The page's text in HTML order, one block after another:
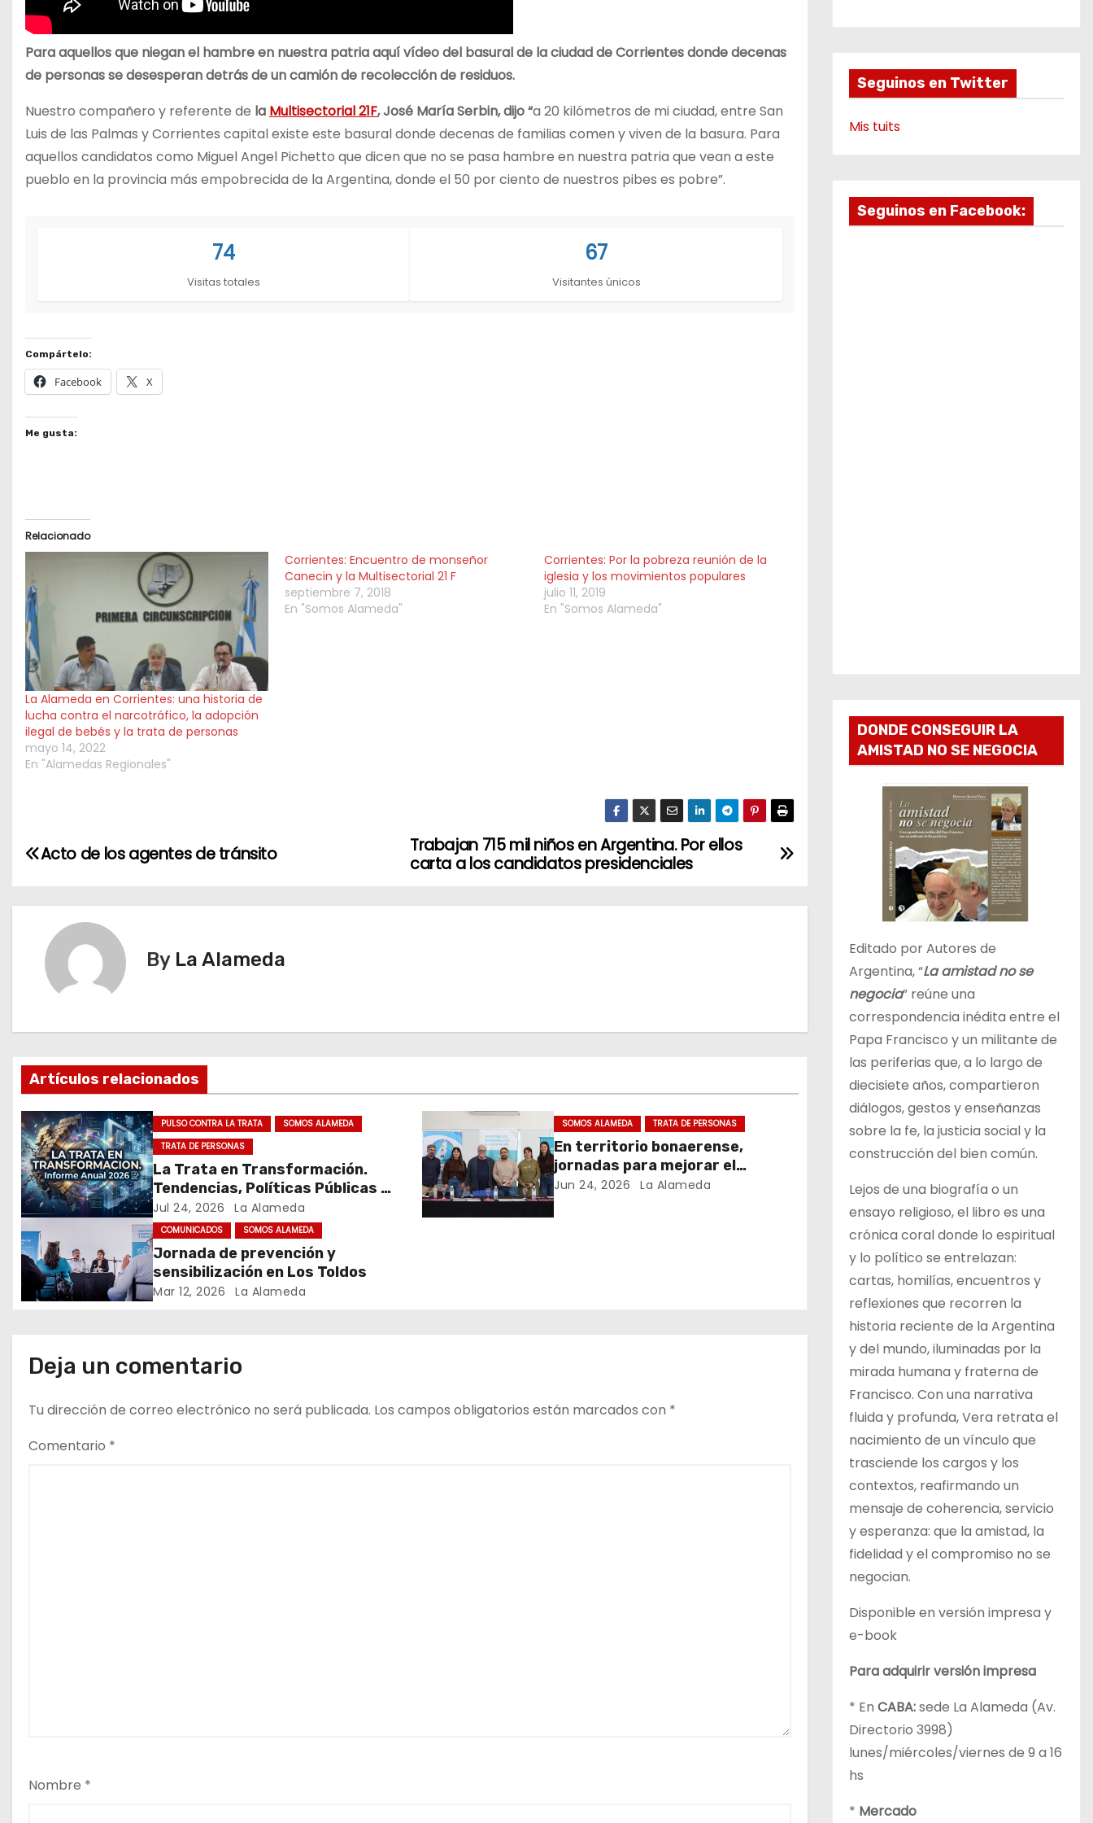
Para aquellos que niegan el hambre en nuestra patria aquí vídeo del basural de la ciudad de Corrientes donde decenas
de personas se desesperan detrás de un camión de recolección de residuos.
Nuestro compañero y referente de la Multisectorial 21F, José María Serbin, dijo “a 20 kilómetros de mi ciudad, entre San
Luis de las Palmas y Corrientes capital existe este basural donde decenas de familias comen y viven de la basura. Para
aquellos candidatos como Miguel Angel Pichetto que dicen que no se pasa hambre en nuestra patria que vean a este
pueblo en la provincia más empobrecida de la Argentina, donde el 50 por ciento de nuestros pibes es pobre”.
74
Visitas totales
67
Visitantes únicos
Compártelo:
Facebook X
Me gusta:
Relacionado
La Alameda en Corrientes: una historia de
lucha contra el narcotráfico, la adopción
ilegal de bebés y la trata de personas
mayo 14, 2022
En "Alamedas Regionales"
Corrientes: Encuentro de monseñor
Canecin y la Multisectorial 21 F
septiembre 7, 2018
En "Somos Alameda"
Corrientes: Por la pobreza reunión de la
iglesia y los movimientos populares
julio 11, 2019
En "Somos Alameda"
N
c
i
ó
n
d
e
e
n
r
a
d
Trabajan 715 mil niños en Argentina. Por ellos
carta a los candidatos presidenciales
Acto de los agentes de tránsito
By La Alameda
Artículos relacionados
PULSO CONTRA LA TRATA
SOMOS ALAMEDA
TRATA DE PERSONAS
La Trata en Transformación.
Tendencias, Políticas Públicas y
Nuevos Desafíos. Argentina y el
Mundo – Julio 2026
Jul 24, 2026 La Alameda
SOMOS ALAMEDA TRATA DE PERSONAS
En territorio bonaerense,
jornadas para mejorar el
cuidado en comunidad
Jun 24, 2026 La Alameda
COMUNICADOS SOMOS ALAMEDA
Jornada de prevención y
sensibilización en Los Toldos
Mar 12, 2026 La Alameda
Deja un comentario
Tu dirección de correo electrónico no será publicada. Los campos obligatorios están marcados con *
Comentario *
Nombre *
e
o
Seguinos en Twitter
Mis tuits
Seguinos en Facebook:
DONDE CONSEGUIR LA
AMISTAD NO SE NEGOCIA
Editado por Autores de
Argentina, “La amistad no se
negocia” reúne una
correspondencia inédita entre el
Papa Francisco y un militante de
las periferias que, a lo largo de
diecisiete años, compartieron
diálogos, gestos y enseñanzas
sobre la fe, la justicia social y la
construcción del bien común.
Lejos de una biografía o un
ensayo religioso, el libro es una
crónica coral donde lo espiritual
y lo político se entrelazan:
cartas, homilías, encuentros y
reflexiones que recorren la
historia reciente de la Argentina
y del mundo, iluminadas por la
mirada humana y fraterna de
Francisco. Con una narrativa
fluida y profunda, Vera retrata el
nacimiento de un vínculo que
trasciende los cargos y los
contextos, reafirmando un
mensaje de coherencia, servicio
y esperanza: que la amistad, la
fidelidad y el compromiso no se
negocian.
Disponible en versión impresa y
e-book
Para adquirir versión impresa
* En CABA:sede La Alameda (Av.
Directorio 3998)
lunes/miércoles/viernes de 9 a 16
hs
* Mercado